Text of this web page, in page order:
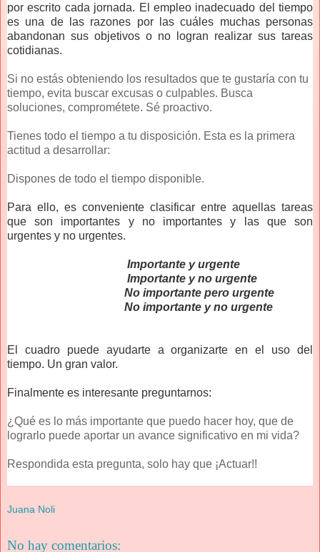
por escrito cada jornada. El empleo inadecuado del tiempo
es una de las razones por las cuáles muchas personas
abandonan sus objetivos o no logran realizar sus tareas
cotidianas.
Si no estás obteniendo los resultados que te gustaría con tu
tiempo, evita buscar excusas o culpables. Busca
soluciones, comprométete. Sé proactivo.
Tienes todo el tiempo a tu disposición. Esta es la primera
actitud a desarrollar:
Dispones de todo el tiempo disponible.
Para ello, es conveniente clasificar entre aquellas tareas
que son importantes y no importantes y las que son
urgentes y no urgentes.
Importante y urgente
Importante y no urgente
No importante pero urgente
No importante y no urgente
El cuadro puede ayudarte a organizarte en el uso del
tiempo. Un gran valor.
Finalmente es interesante preguntarnos:
¿Qué es lo más importante que puedo hacer hoy, que de
lograrlo puede aportar un avance significativo en mi vida?
Respondida esta pregunta, solo hay que ¡Actuar!!
Juana Noli
No hay comentarios: